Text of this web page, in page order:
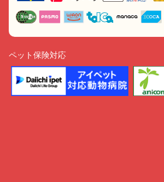
ペット保険対応